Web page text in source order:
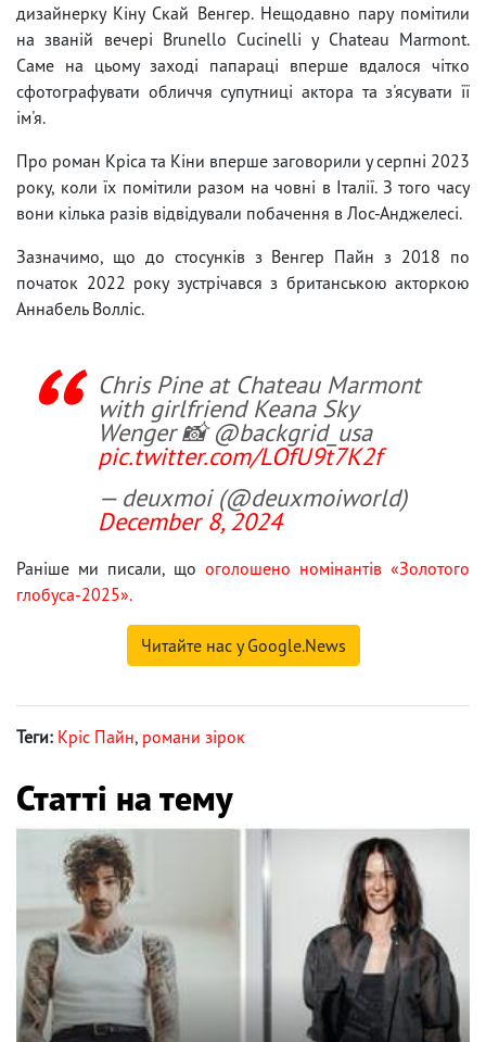
дизайнерку Кіну Скай Венгер. Нещодавно пару помітили
на званій вечері Brunello Cucinelli у Chateau Marmont.
Саме на цьому заході папараці вперше вдалося чітко
сфотографувати обличчя супутниці актора та з'ясувати її
ім'я.
Про роман Кріса та Кіни вперше заговорили у серпні 2023
року, коли їх помітили разом на човні в Італії. З того часу
вони кілька разів відвідували побачення в Лос-Анджелесі.
Зазначимо, що до стосунків з Венгер Пайн з 2018 по
початок 2022 року зустрічався з британською акторкою
Аннабель Волліс.
Chris Pine at Chateau Marmont
with girlfriend Keana Sky
Wenger 📸 @backgrid_usa
pic.twitter.com/LOfU9t7K2f
— deuxmoi (@deuxmoiworld)
December 8, 2024
Раніше ми писали, що оголошено номінантів «Золотого
глобуса-2025».
Читайте нас у Google.News
Теги: Кріс Пайн, романи зірок
Статті на тему